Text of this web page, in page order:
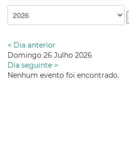
< Dia anterior
Domingo 26 Julho 2026
Dia seguinte >
Nenhum evento foi encontrado.